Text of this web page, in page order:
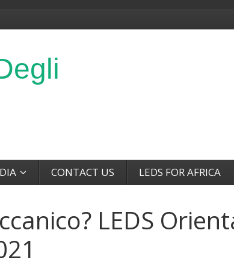
CONTACT US LEDS FOR AFRICA
LEDS